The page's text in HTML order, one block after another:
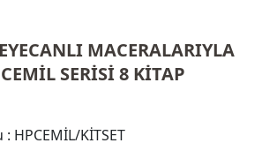
MACERALARIYLA
SERİSİ 8 KİTAP
: HPCEMİL/KİTSET